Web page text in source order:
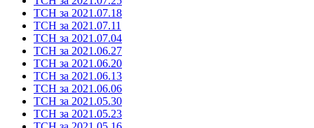
ТСН за 2021.07.18
ТСН за 2021.07.11
ТСН за 2021.07.04
ТСН за 2021.06.27
ТСН за 2021.06.20
ТСН за 2021.06.13
ТСН за 2021.06.06
ТСН за 2021.05.30
ТСН за 2021.05.23